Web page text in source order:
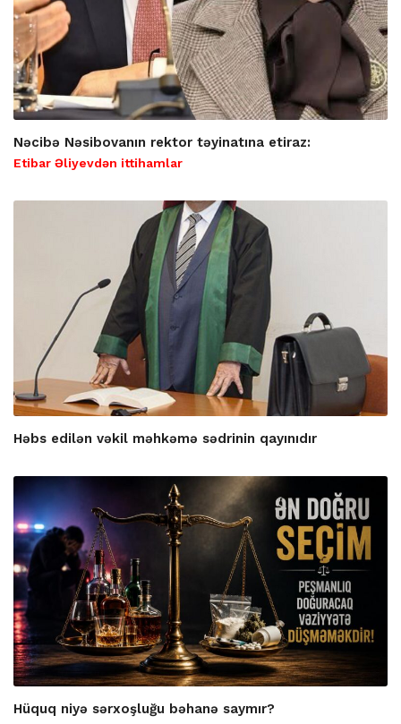
Nəcibə Nəsibovanın rektor təyinatına etiraz:
Etibar Əliyevdən ittihamlar
Həbs edilən vəkil məhkəmə sədrinin qayınıdır
Hüquq niyə sərxoşluğu bəhanə saymır?